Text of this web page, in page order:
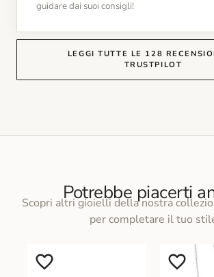
guidare dai suoi consigli!
LEGGI TUTTE LE 128
TRUSTPILOT
Potrebbe piacerti
Scopri altri gioielli della nostra
per completare il tuo